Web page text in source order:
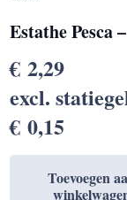
Estathe Pesca
€ 2,29
excl.
€ 0,15
Toevoegen